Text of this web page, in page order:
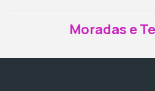
Moradas e